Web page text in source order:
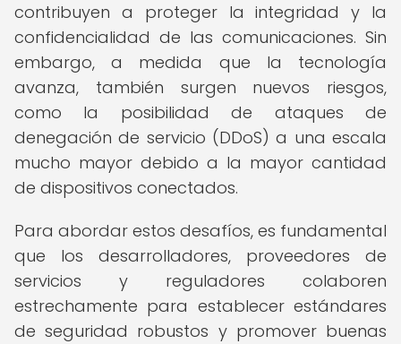
contribuyen a proteger la integridad y la
confidencialidad de las comunicaciones. Sin
embargo, a medida que la tecnología
avanza, también surgen nuevos riesgos,
como la posibilidad de ataques de
denegación de servicio (DDoS) a una escala
mucho mayor debido a la mayor cantidad
de dispositivos conectados.
Para abordar estos desafíos, es fundamental
que los desarrolladores, proveedores de
servicios y reguladores colaboren
estrechamente para establecer estándares
de seguridad robustos y promover buenas